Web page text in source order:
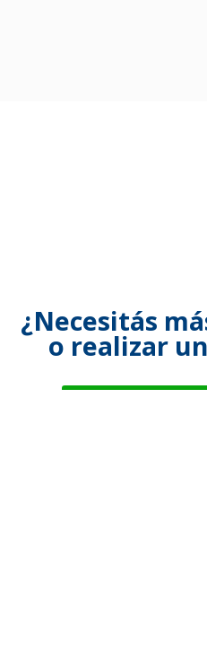
¿Necesitás
o realizar